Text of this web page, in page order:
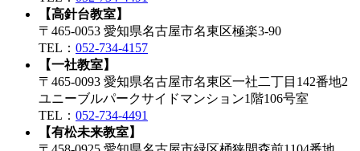
【高針台教室】
〒465-0053 愛知県名古屋市名東区極楽3-90
TEL： 052-734-4157
【一社教室】
〒465-0093 愛知県名古屋市名東区一社二丁目142番地2
ユニーブルパークサイドマンション1階106号室
TEL： 052-734-4491
【有松未来教室】